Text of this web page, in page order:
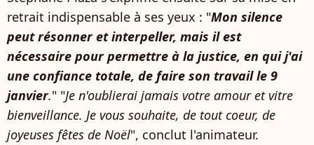
retrait indispensable à ses yeux : "Mon silence
peut résonner et interpeller, mais il est
nécessaire pour permettre à la justice, en qui j'ai
une confiance totale, de faire son travail le 9
janvier." "Je n'oublierai jamais votre amour et vitre
bienveillance. Je vous souhaite, de tout coeur, de
joyeuses fêtes de Noël", conclut l'animateur.